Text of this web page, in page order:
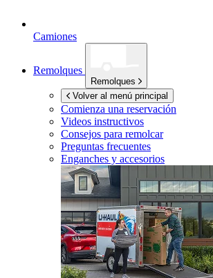
Camiones
Remolques
Remolques
Volver al menú principal
Comienza una reservación
Videos instructivos
Consejos para remolcar
Preguntas frecuentes
Enganches y accesorios